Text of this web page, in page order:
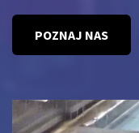
POZNAJ NAS